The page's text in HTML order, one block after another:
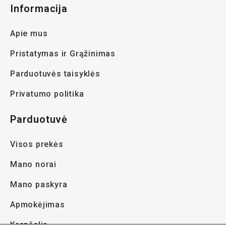
Informacija
Apie mus
Pristatymas ir Grąžinimas
Parduotuvės taisyklės
Privatumo politika
Parduotuvė
Visos prekės
Mano norai
Mano paskyra
Apmokėjimas
Krepšelis